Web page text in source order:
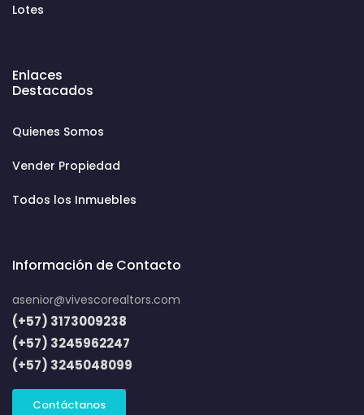
Lotes
Enlaces
Destacados
Quienes Somos
Vender Propiedad
Todos los Inmuebles
Información de Contacto
asenior@vivescorealtors.com
(+57) 3173009238
(+57) 3245962247
(+57) 3245048099
Contáctanos